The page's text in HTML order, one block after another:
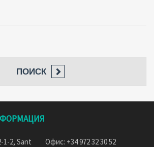
ПОИСК
1-2, Sant
Офис: +34 972 32 30 52